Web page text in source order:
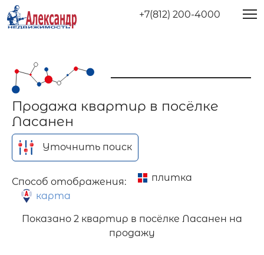
+7(812) 200-4000
Продажа квартир в посёлке
Ласанен
Уточнить поиск
Способ отображения:
плитка
карта
Показано 2 квартир в посёлке Ласанен на
продажу